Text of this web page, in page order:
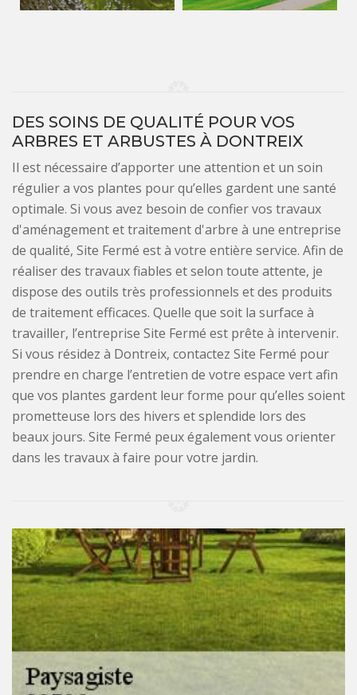
DES SOINS DE QUALITÉ POUR VOS
ARBRES ET ARBUSTES À DONTREIX
Il est nécessaire d’apporter une attention et un soin
régulier a vos plantes pour qu’elles gardent une santé
optimale. Si vous avez besoin de confier vos travaux
d'aménagement et traitement d'arbre à une entreprise
de qualité, Site Fermé est à votre entière service. Afin de
réaliser des travaux fiables et selon toute attente, je
dispose des outils très professionnels et des produits
de traitement efficaces. Quelle que soit la surface à
travailler, l’entreprise Site Fermé est prête à intervenir.
Si vous résidez à Dontreix, contactez Site Fermé pour
prendre en charge l’entretien de votre espace vert afin
que vos plantes gardent leur forme pour qu’elles soient
prometteuse lors des hivers et splendide lors des
beaux jours. Site Fermé peux également vous orienter
dans les travaux à faire pour votre jardin.